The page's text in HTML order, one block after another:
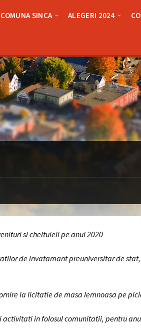
COMUNA SINCA ALEGERI 2024
si cheltuieli pe anul 2020
de invatamant preuniversitar de
la licitatie de masa lemnoasa pe
in folosul comunitatii, pentru